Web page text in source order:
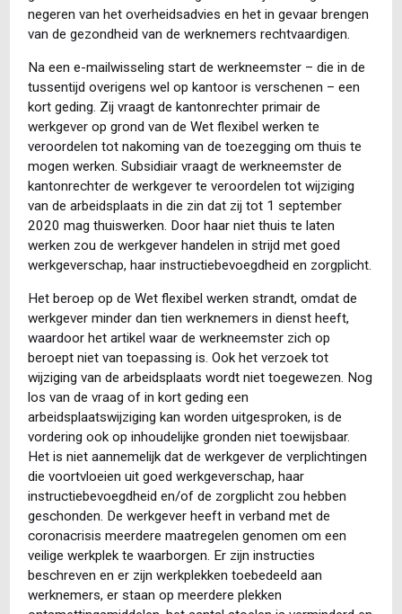
negeren van het overheidsadvies en het in gevaar brengen
van de gezondheid van de werknemers rechtvaardigen.
Na een e-mailwisseling start de werkneemster – die in de
tussentijd overigens wel op kantoor is verschenen – een
kort geding. Zij vraagt de kantonrechter primair de
werkgever op grond van de Wet flexibel werken te
veroordelen tot nakoming van de toezegging om thuis te
mogen werken. Subsidiair vraagt de werkneemster de
kantonrechter de werkgever te veroordelen tot wijziging
van de arbeidsplaats in die zin dat zij tot 1 september
2020 mag thuiswerken. Door haar niet thuis te laten
werken zou de werkgever handelen in strijd met goed
werkgeverschap, haar instructiebevoegdheid en zorgplicht.
Het beroep op de Wet flexibel werken strandt, omdat de
werkgever minder dan tien werknemers in dienst heeft,
waardoor het artikel waar de werkneemster zich op
beroept niet van toepassing is. Ook het verzoek tot
wijziging van de arbeidsplaats wordt niet toegewezen. Nog
los van de vraag of in kort geding een
arbeidsplaatswijziging kan worden uitgesproken, is de
vordering ook op inhoudelijke gronden niet toewijsbaar.
Het is niet aannemelijk dat de werkgever de verplichtingen
die voortvloeien uit goed werkgeverschap, haar
instructiebevoegdheid en/of de zorgplicht zou hebben
geschonden. De werkgever heeft in verband met de
coronacrisis meerdere maatregelen genomen om een
veilige werkplek te waarborgen. Er zijn instructies
beschreven en er zijn werkplekken toebedeeld aan
werknemers, er staan op meerdere plekken